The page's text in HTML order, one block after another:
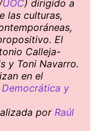
UOC) dirigido a
las culturas,
El
Calleja-
y Toni Navarro.
en el
y
por Raúl